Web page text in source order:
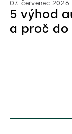
07. červenec 2026
5 výhod
a proč do